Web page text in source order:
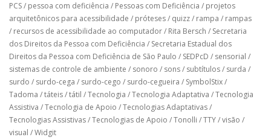
PCS/ pessoa com deficiência / Pessoas com Deficiência / projetos
arquitetônicos para acessibilidade / próteses/ quizz/ rampa / rampas
/ recursos de acessibilidade ao computador/ Rita Bersch / Secretaria
dos Direitos da Pessoa com Deficiência / Secretaria Estadual dos
Direitos da Pessoa com Deficiência de São Paulo / SEDPcD / sensorial /
sistemas de controle de ambiente / sonoro / sons/ subtítulos/ surda /
surdo / surdo-cega / surdo-cego / surdo-cegueira / SymbolStix/
Tadoma /táteis/tátil /Tecnologia /Tecnologia Adaptativa /Tecnologia
Assistiva /Tecnologia de Apoio /Tecnologias Adaptativas/
Tecnologias Assistivas/Tecnologias de Apoio /Tonolli /TTY/visão /
visual /Widgit